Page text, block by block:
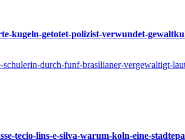
kugeln-getotet-polizist-verwundet-
durch-funf-brasilianer-vergewaltigt-
tecio-lins-e-silva-warum-koln-eine-